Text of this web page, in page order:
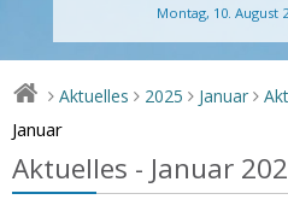
Montag, 10. August
> Aktuelles > 2025 > Januar >
Januar
Aktuelles - Januar